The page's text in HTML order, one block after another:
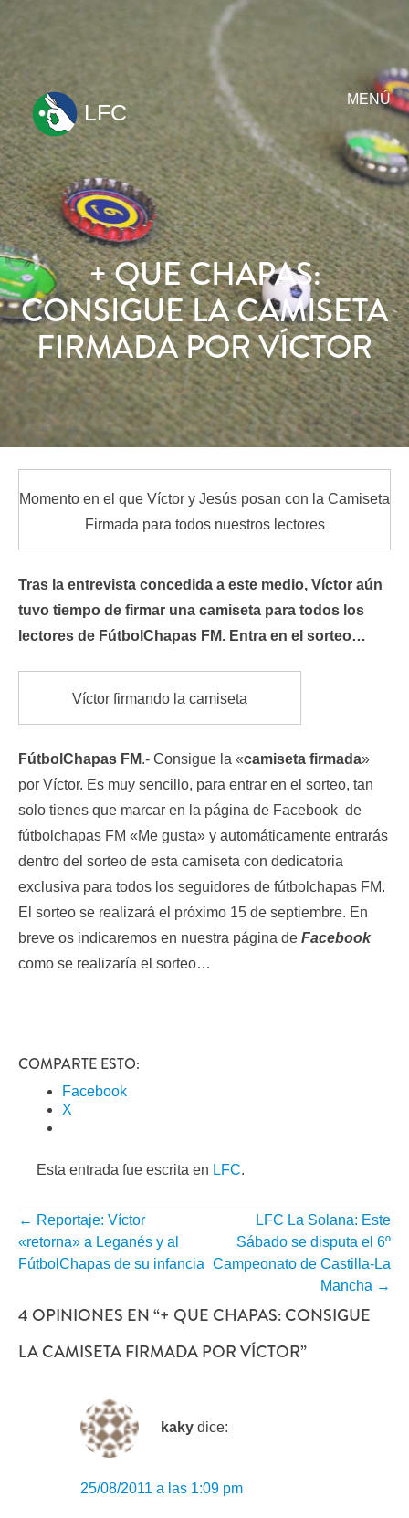
MENÚ
ir
al
contenido
LFC
+ QUE CHAPAS:
CONSIGUE LA CAMISETA
FIRMADA POR VÍCTOR
Momento en el que Víctor y Jesús posan con la Camiseta
Firmada para todos nuestros lectores
Tras la entrevista concedida a este medio, Víctor aún
tuvo tiempo de firmar una camiseta para todos los
lectores de FútbolChapas FM. Entra en el sorteo…
Víctor firmando la camiseta
FútbolChapas FM.- Consigue la «camiseta firmada»
por Víctor. Es muy sencillo, para entrar en el sorteo, tan
solo tienes que marcar en la página de Facebook de
fútbolchapas FM «Me gusta» y automáticamente entrarás
dentro del sorteo de esta camiseta con dedicatoria
exclusiva para todos los seguidores de fútbolchapas FM.
El sorteo se realizará el próximo 15 de septiembre. En
breve os indicaremos en nuestra página de Facebook
como se realizaría el sorteo…
COMPARTE ESTO:
Facebook
X
Esta entrada fue escrita en LFC.
NAVEGACIÓN
POR
← Reportaje: Víctor
«retorna» a Leganés y al
FútbolChapas de su infancia
LFC La Solana: Este
Sábado se disputa el 6º
Campeonato de Castilla-La
Mancha →
4 OPINIONES EN “+ QUE CHAPAS: CONSIGUE
LA CAMISETA FIRMADA POR VÍCTOR”
kaky dice:
25/08/2011 a las 1:09 pm